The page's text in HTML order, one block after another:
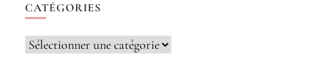
CATÉGORIES
Catégories